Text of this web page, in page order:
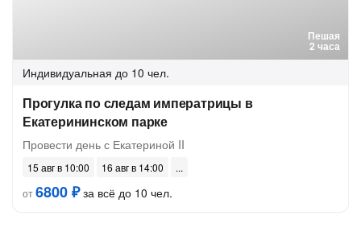
Пешая
2 часа
Индивидуальная до 10 чел.
Прогулка по следам императрицы в
Екатерининском парке
Провести день с Екатериной II
15 авг в 10:00
16 авг в 14:00
от6800 ₽за всё до 10 чел.